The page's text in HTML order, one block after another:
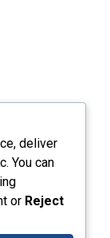
deliver
You can
or Reject